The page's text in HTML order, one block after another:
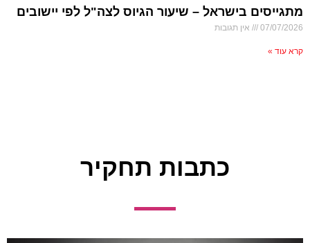
מתגייסים בישראל – שיעור הגיוס לצה"ל לפי יישובים
07/07/2026 אין תגובות
קרא עוד »
כתבות תחקיר